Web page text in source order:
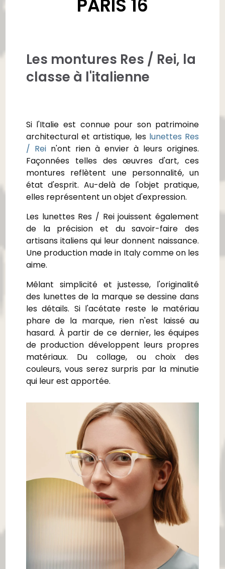
PARIS 16
Les montures Res / Rei, la
classe à l'italienne
Si l'Italie est connue pour son patrimoine
architectural et artistique, les lunettes Res
/ Rein'ont rien à envier à leurs origines.
Façonnées telles des œuvres d'art, ces
montures reflètent une personnalité, un
état d'esprit. Au-delà de l'objet pratique,
elles représentent un objet d'expression.
Les lunettes Res / Rei jouissent également
de la précision et du savoir-faire des
artisans italiens qui leur donnent naissance.
Une production made in Italy comme on les
aime.
Mêlant simplicité et justesse, l'originalité
des lunettes de la marque se dessine dans
les détails. Si l'acétate reste le matériau
phare de la marque, rien n'est laissé au
hasard. À partir de ce dernier, les équipes
de production développent leurs propres
matériaux. Du collage, ou choix des
couleurs, vous serez surpris par la minutie
qui leur est apportée.